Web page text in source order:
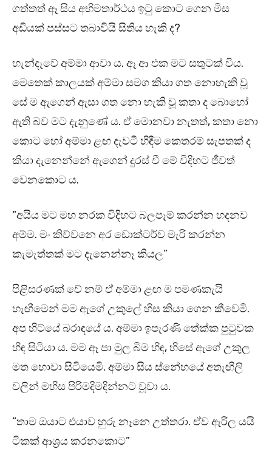
ගත්තත් ඈ සිය අභිමතාර්ථය ඉටු කොට ගෙන මිස
අඩියක් පස්සට තබාවියි සිතිය හැකි ද?
හැන්දෑවේ අම්මා ආවා ය. ඈ ආ එක මට සතුටක් විය.
මෙතෙක් කාලයක් අම්මා සමග කියා ගත නොහැකි වූ
සේ ම ඇගෙන් ඇසා ගත නො හැකි වූ කතා ද බොහෝ
ඇති බව මට දැනුණේ ය. ඒ මොනවා නැතත්, කතා නො
කොට හෝ අම්මා ළඟ දැවටී හිඳීම කෙතරම් සැපතක් ද
කියා දැනෙන්නේ ඇගෙන් දුරස් වී මේ විදිහට ජීවත්
වෙනකොට ය.
“අයිය මට මහ නරක විදිහට බලපෑම් කරන්න හදනව
අම්ම. මං කිව්වනෙ අර ඩොක්ටර්ව මැරි කරන්න
කැමැත්තක් මට දැනෙන්නෑ කියල”
පිළිසරණක් වේ නම් ඒ අම්මා ළඟ ම පමණකැයි
හැඟීමෙන් මම ඇගේ උකුලේ හිස කියා ගෙන කීවෙමි.
අප හිට්යේ බරාඳයේ ය. අම්මා ඉපැරණි තේක්ක පුටුවක
හිඳ සිටියා ය. මම ඈ පා මුල බිම හිඳ, හිසේ ඇගේ උකුල
මත හොවා සිටියෙමි. අම්මා සිය ස්නේහයේ අතැඟිලි
වලින් මහිස පිරිමදිමදින්නට වූවා ය.
“තාම ඔයාට එයාව හුරු නෑනෙ උත්තරා. ඒව ඇරිල යයි
ටිකක් ආශ්‍රය කරනකොට”